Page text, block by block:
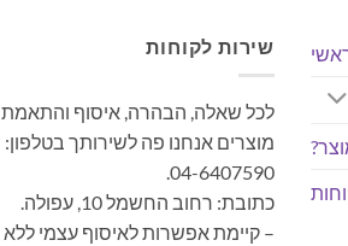
שירות לקוחות
לכל שאלה, הבהרה, איסוף והתאמת
מוצרים אנחנו פה לשירותך בטלפון:
04-6407590.
כתובת: רחוב החשמל 10, עפולה.
– קיימת אפשרות לאיסוף עצמי ללא